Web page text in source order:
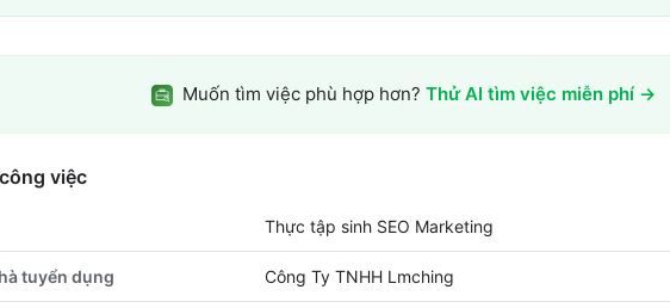
Muốn tìm việc phù hợp hơn? Thử AI tìm việc miễn phí →
việc
Thực tập sinh SEO Marketing
tuyển dụng Công Ty TNHH Lmching